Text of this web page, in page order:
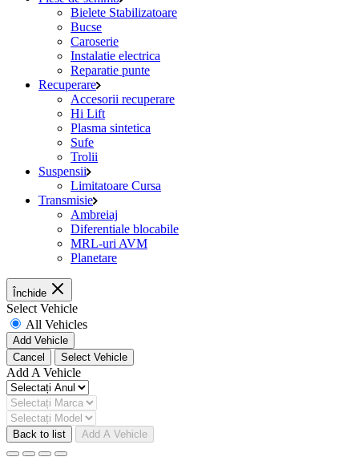
Bielete Stabilizatoare
Bucse
Caroserie
Instalatie electrica
Reparatie punte
Recuperare
Accesorii recuperare
Hi Lift
Plasma sintetica
Sufe
Trolii
Suspensii
Limitatoare Cursa
Transmisie
Ambreiaj
Diferentiale blocabile
MRL-uri AVM
Planetare
Închide
Select Vehicle
All Vehicles
Add Vehicle
Cancel
Select Vehicle
Add A Vehicle
Back to list Add A Vehicle